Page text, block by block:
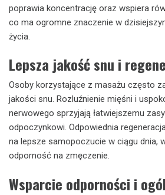
poprawia koncentrację oraz wspiera
co ma ogromne znaczenie w
życia.
Lepsza jakość snu i
Osoby korzystające z masażu często
jakości snu. Rozluźnienie mięśni i
nerwowego sprzyjają łatwiejszemu
odpoczynkowi. Odpowiednia
na lepsze samopoczucie w ciągu dnia,
odporność na zmęczenie.
Wsparcie odporności i